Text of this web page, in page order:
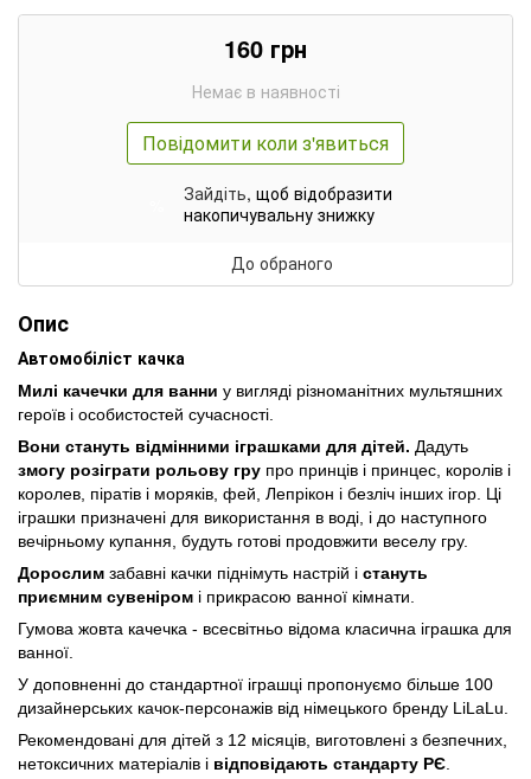
160 грн
Немає в наявності
Повідомити коли з'явиться
Зайдіть, щоб відобразити
накопичувальну знижку
До обраного
Опис
Автомобіліст качка
Милі качечки для ванни у вигляді різноманітних мультяшних
героїв і особистостей сучасності.
Вони стануть відмінними іграшками для дітей. Дадуть
змогу розіграти рольову гру про принців і принцес, королів і
королев, піратів і моряків, фей, Лепрікон і безліч інших ігор. Ці
іграшки призначені для використання в воді, і до наступного
вечірньому купання, будуть готові продовжити веселу гру.
Дорослим забавні качки піднімуть настрій і стануть
приємним сувеніром і прикрасою ванної кімнати.
Гумова жовта качечка - всесвітньо відома класична іграшка для
ванної.
У доповненні до стандартної іграшці пропонуємо більше 100
дизайнерських качок-персонажів від німецького бренду LiLaLu.
Рекомендовані для дітей з 12 місяців, виготовлені з безпечних,
нетоксичних матеріалів і відповідають стандарту РЄ